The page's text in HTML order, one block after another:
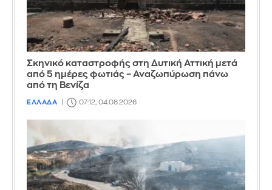
Σκηνικό καταστροφής στη Δυτική Αττική μετά
από 5 ημέρες φωτιάς – Αναζωπύρωση πάνω
από τη Βενίζα
ΕΛΛΑΔΑ 07:12, 04.08.2026